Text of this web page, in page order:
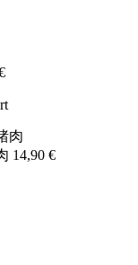
14,90 €